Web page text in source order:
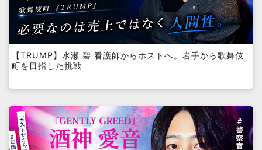
【TRUMP】水瀬 碧 看護師からホストへ。岩手から歌舞伎
町を目指した挑戦